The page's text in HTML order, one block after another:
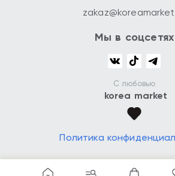
Мы в соцсетях
С любовью
korea market
Политика